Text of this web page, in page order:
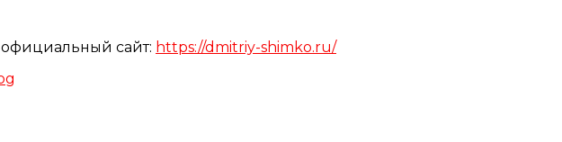
официальный сайт: https://dmitriy-shimko.ru/